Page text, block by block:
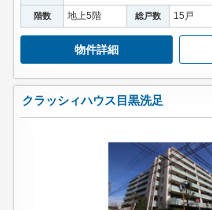
階数 地上5階 総戸数 15戸
物件詳細
クラッシィハウス目黒洗足